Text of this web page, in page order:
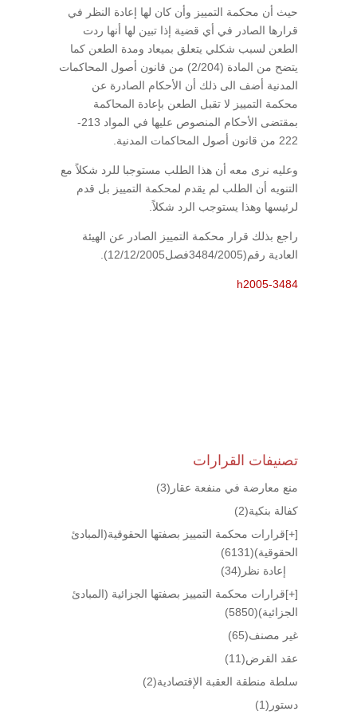
حيث أن محكمة التمييز وأن كان لها إعادة النظر في
قرارها الصادر في أي قضية إذا تبين لها أنها ردت
الطعن لسبب شكلي يتعلق بميعاد ومدة الطعن كما
يتضح من المادة (2/204) من قانون أصول المحاكمات
المدنية أضف الى ذلك أن الأحكام الصادرة عن
محكمة التمييز لا تقبل الطعن بإعادة المحاكمة
بمقتضى الأحكام المنصوص عليها في المواد 213-
222 من قانون أصول المحاكمات المدنية.
وعليه نرى معه أن هذا الطلب مستوجبا للرد شكلاً مع
التنويه أن الطلب لم يقدم لمحكمة التمييز بل قدم
لرئيسها وهذا يستوجب الرد شكلاً.
راجع بذلك قرار محكمة التمييز الصادر عن الهيئة
العادية رقم(3484/2005فصل12/12/2005).
h2005-3484
تصنيفات القرارات
منع معارضة في منفعة عقار (3)
كفالة بنكية(2)
[+]قرارات محكمة التمييز بصفتها الحقوقية(المبادئ
الحقوقية)(6131)
إعادة نظر (34)
[+]قرارات محكمة التمييز بصفتها الجزائية (المبادئ
الجزائية)(5850)
غير مصنف(65)
عقد القرض(11)
سلطة منطقة العقبة الإقتصادية(2)
دستور (1)